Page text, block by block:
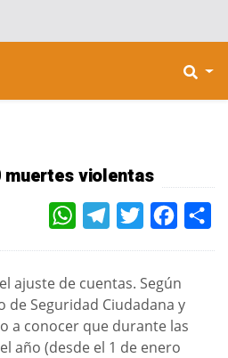
muertes violentas
WHATSAPPTELEGRAMTWITTER
ajuste de cuentas. Según
de Seguridad Ciudadana y
a conocer que durante las
año (desde el 1 de enero